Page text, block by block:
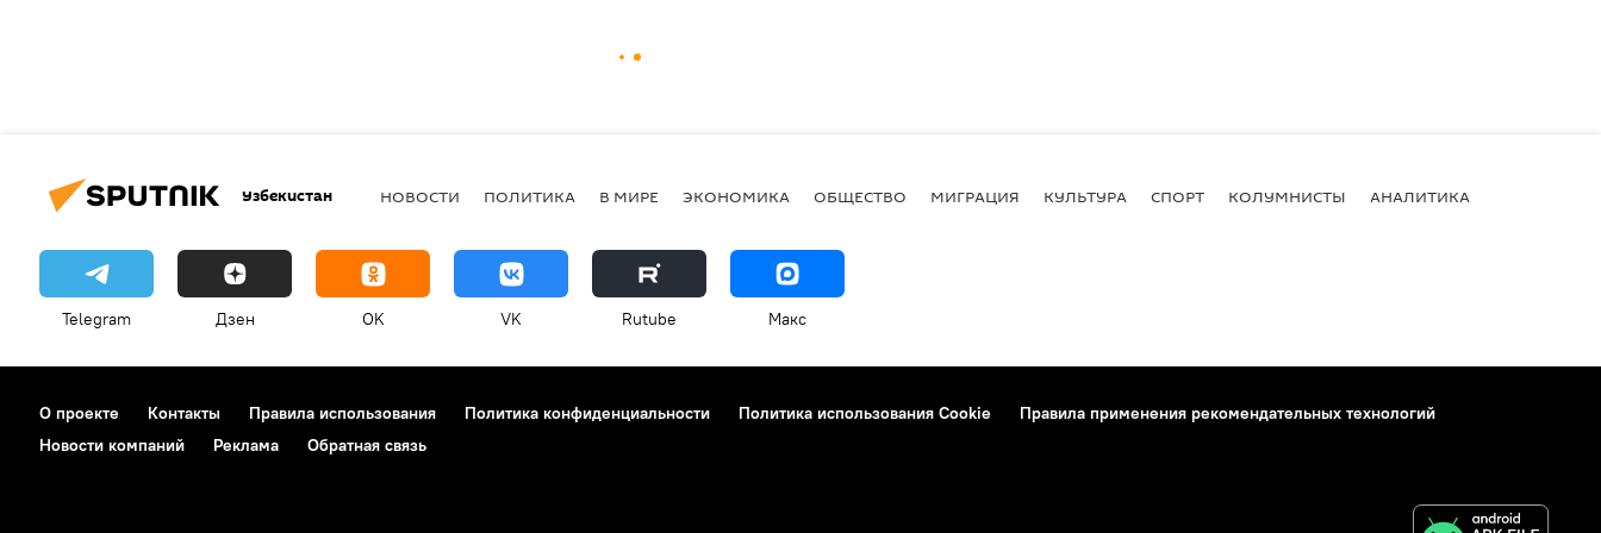
Узбекистан НОВОСТИ ПОЛИТИКА В МИРЕ ЭКОНОМИКА ОБЩЕСТВО МИГРАЦИЯ КУЛЬТУРА СПОРТ КОЛУМНИСТЫ АНАЛИТИКА
Telegram Дзен OK VK Rutube Макс
О проекте Контакты Правила использования Политика конфиденциальности Политика использования Cookie
Правила применения рекомендательных технологий
Новости компаний
Реклама Обратная связь